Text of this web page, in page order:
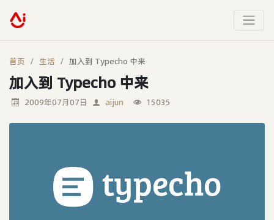
首页 生活 加入到 Typecho 中来
加入到 Typecho 中来
2009年07月07日 aijun 15035